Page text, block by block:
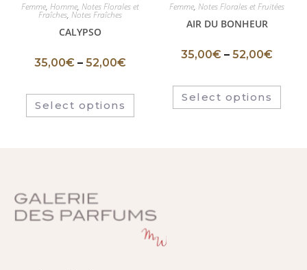
Femme, Homme, Notes Florales et
Fraîches, Notes Fraîches
CALYPSO
35,00€ – 52,00€
Select options
Femme, Notes Florales et Fruitées
AIR DU BONHEUR
35,00€ – 52,00€
Select options